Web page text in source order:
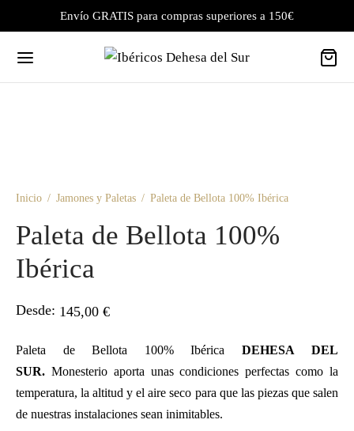
Envío GRATIS para compras superiores a 150€
Inicio / Jamones y Paletas / Paleta de Bellota 100% Ibérica
Paleta de Bellota 100%
Ibérica
Desde: 145,00 €
Paleta de Bellota 100% Ibérica DEHESA
DEL
SUR. Monesterio aporta unas condiciones perfectas como la
temperatura, la altitud y el aire seco para que las piezas que salen
de nuestras instalaciones sean inimitables.